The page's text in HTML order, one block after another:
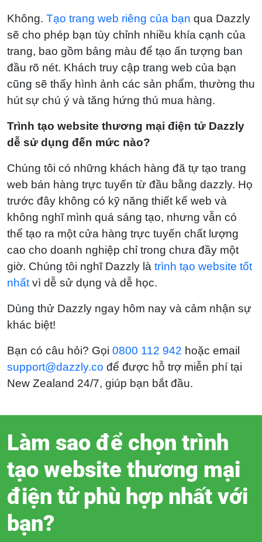
Không. Tạo trang web riêng của bạn qua Dazzly
sẽ cho phép bạn tùy chỉnh nhiều khía cạnh của
trang, bao gồm bảng màu để tạo ấn tượng ban
đầu rõ nét. Khách truy cập trang web của bạn
cũng sẽ thấy hình ảnh các sản phẩm, thường thu
hút sự chú ý và tăng hứng thú mua hàng.
Trình tạo website thương mại điện tử Dazzly
dễ sử dụng đến mức nào?
Chúng tôi có những khách hàng đã tự tạo trang
web bán hàng trực tuyến từ đầu bằng dazzly. Họ
trước đây không có kỹ năng thiết kế web và
không nghĩ mình quá sáng tạo, nhưng vẫn có
thể tạo ra một cửa hàng trực tuyến chất lượng
cao cho doanh nghiệp chỉ trong chưa đầy một
giờ. Chúng tôi nghĩ Dazzly là trình tạo website tốt
nhất vì dễ sử dụng và dễ học.
Dùng thử Dazzly ngay hôm nay và cảm nhận sự
khác biệt!
Bạn có câu hỏi? Gọi 0800 112 942 hoặc email
support@dazzly.co để được hỗ trợ miễn phí tại
New Zealand 24/7, giúp bạn bắt đầu.
“Phản hồi tuyệt
vời, dễ quản lý và
rất hữu ích cho
những người như
tôi vừa bắt đầu
Làm sao để chọn trình
tạo website thương mại
điện tử phù hợp nhất với
bạn?